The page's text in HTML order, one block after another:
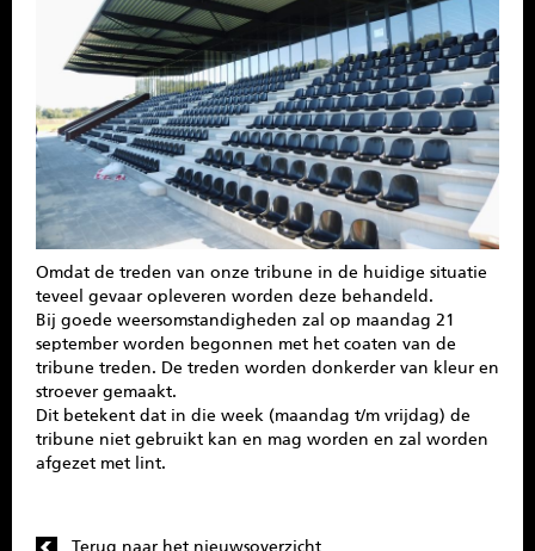
SPONSOREN
MENU
Omdat de treden van onze tribune in de huidige situatie
teveel gevaar opleveren worden deze behandeld.
Bij goede weersomstandigheden zal op maandag 21
september worden begonnen met het coaten van de
tribune treden. De treden worden donkerder van kleur en
stroever gemaakt.
Dit betekent dat in die week (maandag t/m vrijdag) de
tribune niet gebruikt kan en mag worden en zal worden
afgezet met lint.
Terug naar het nieuwsoverzicht